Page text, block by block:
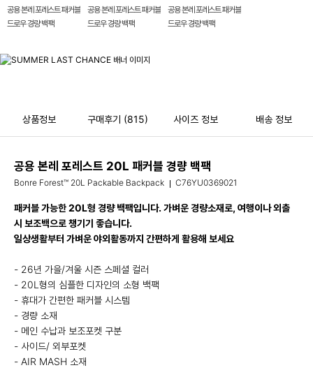
공용 본레 포레스트 패커블
드로우 경량 백팩
공용 본레 포레스트 패커블
드로우 경량 백팩
공용 본레 포레스트 패커블
드로우 경량 백팩
상품정보 구매후기 (815) 사이즈 정보 배송 정보
공용 본레 포레스트 20L 패커블 경량 백팩
Bonre Forest™ 20L Packable Backpack C76YU0369021
패커블 가능한 20L형 경량 백팩입니다. 가벼운 경량소재로, 여행이나 외출
시 보조백으로 챙기기 좋습니다.
일상생활부터 가벼운 야외활동까지 간편하게 활용해 보세요
- 26년 가을/겨울 시즌 스페셜 컬러
- 20L형의 심플한 디자인의 소형 백팩
- 휴대가 간편한 패커블 시스템
- 경량 소재
- 메인 수납과 보조포켓 구분
- 사이드/ 외부포켓
- AIR MASH 소재